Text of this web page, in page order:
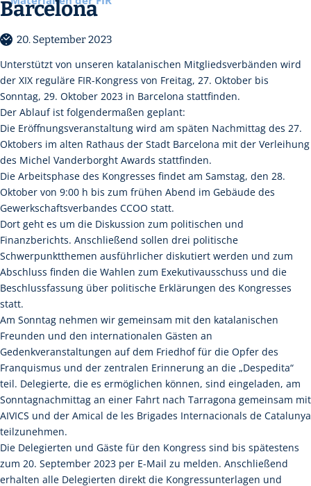
Barcelona
20. September 2023
Unterstützt von unseren katalanischen Mitgliedsverbänden wird
der XIX reguläre FIR-Kongress von Freitag, 27. Oktober bis
Sonntag, 29. Oktober 2023 in Barcelona stattfinden.
Der Ablauf ist folgendermaßen geplant:
Die Eröffnungsveranstaltung wird am späten Nachmittag des 27.
Oktobers im alten Rathaus der Stadt Barcelona mit der Verleihung
des Michel Vanderborght Awards stattfinden.
Die Arbeitsphase des Kongresses findet am Samstag, den 28.
Oktober von 9:00 h bis zum frühen Abend im Gebäude des
Gewerkschaftsverbandes CCOO statt.
Dort geht es um die Diskussion zum politischen und
Finanzberichts. Anschließend sollen drei politische
Schwerpunktthemen ausführlicher diskutiert werden und zum
Abschluss finden die Wahlen zum Exekutivausschuss und die
Beschlussfassung über politische Erklärungen des Kongresses
statt.
Am Sonntag nehmen wir gemeinsam mit den katalanischen
Freunden und den internationalen Gästen an
Gedenkveranstaltungen auf dem Friedhof für die Opfer des
Franquismus und der zentralen Erinnerung an die „Despedita“
teil. Delegierte, die es ermöglichen können, sind eingeladen, am
Sonntagnachmittag an einer Fahrt nach Tarragona gemeinsam mit
AIVICS und der Amical de les Brigades Internacionals de Catalunya
teilzunehmen.
Die Delegierten und Gäste für den Kongress sind bis spätestens
zum 20. September 2023 per E-Mail zu melden. Anschließend
erhalten alle Delegierten direkt die Kongressunterlagen und